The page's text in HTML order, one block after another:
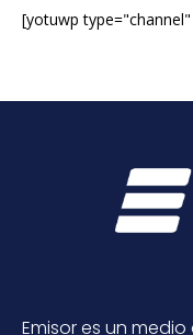
[yotuwp type="channel"
Emisor es un